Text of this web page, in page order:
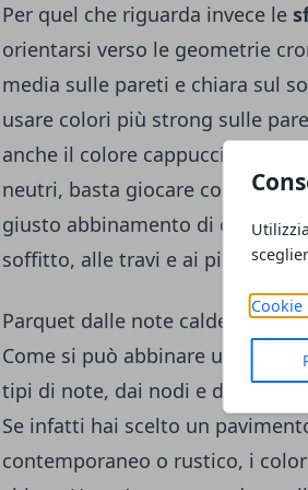
Cookie
Per quel che riguarda invece le
orientarsi verso le geometrie
media sulle pareti e chiara sul
usare colori più strong sulle
anche il colore cappuccino. Di
neutri, basta giocare con
giusto abbinamento di colore,
soffitto, alle travi e ai pilastri.
Parquet dalle note calde
Come si può abbinare un
tipi di note, dai nodi e dalle
Se infatti hai scelto un
contemporaneo o rustico, i